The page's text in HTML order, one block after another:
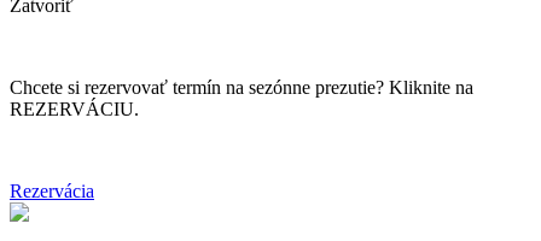
Zatvoriť
Chcete si rezervovať termín na sezónne prezutie? Kliknite na
REZERVÁCIU.
Rezervácia